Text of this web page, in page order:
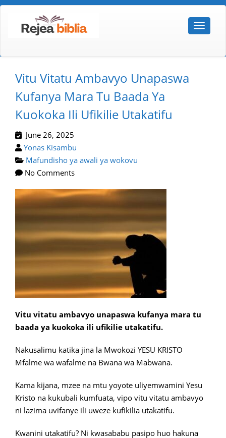
Vitu Vitatu Ambavyo Unapaswa
Kufanya Mara Tu Baada Ya
Kuokoka Ili Ufikilie Utakatifu
June 26, 2025
Yonas Kisambu
Mafundisho ya awali ya wokovu
No Comments
Vitu vitatu ambavyo unapaswa kufanya mara tu
baada ya kuokoka ili ufikilie utakatifu.
Nakusalimu katika jina la Mwokozi YESU KRISTO
Mfalme wa wafalme na Bwana wa Mabwana.
Kama kijana, mzee na mtu yoyote uliyemwamini Yesu
Kristo na kukubali kumfuata, vipo vitu vitatu ambavyo
ni lazima uvifanye ili uweze kufikilia utakatifu.
Kwanini utakatifu? Ni kwasababu pasipo huo hakuna